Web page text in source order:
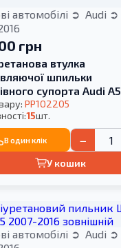
автомобілі Audi
грн
втулка
шпильки
супорта Audi A5
PP102205
15шт.
В один клік −
У кошик
автомобілі Audi